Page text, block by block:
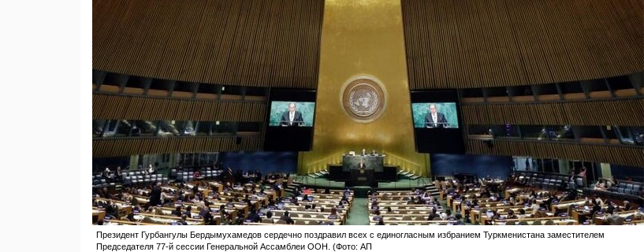
Президент Гурбангулы Бердымухамедов сердечно поздравил всех с единогласным избранием Туркменистана заместителем
Председателя 77-й сессии Генеральной Ассамблеи ООН. (Фото: АП